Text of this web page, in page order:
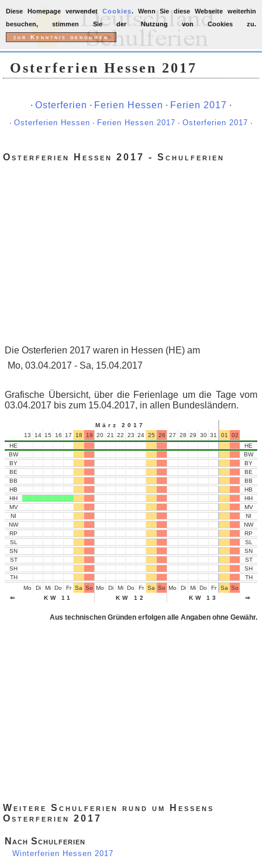
Osterferien Hessen 2017
∙ Osterferien ∙ Ferien Hessen ∙ Ferien 2017 ∙
∙ Osterferien Hessen ∙ Ferien Hessen 2017 ∙ Osterferien 2017 ∙
Osterferien Hessen 2017 - Schulferien
Die Osterferien 2017 waren in Hessen (HE) am
Mo, 03.04.2017 - Sa, 15.04.2017
Grafische Übersicht, über die Ferienlage um die Tage vom
03.04.2017 bis zum 15.04.2017, in allen Bundesländern.
März 2017
13
14 15 16 17 18 19 20 21 22 23 24 25 26 27 28 29 30 31 01 02
Mo Di Mi Do Fr Sa So Mo Di Mi Do Fr Sa So Mo Di Mi Do Fr Sa So
KW 11
KW 12 KW 13
HE
BW
BY
BE
BB
HB
HH
MV
NI
NW
RP
SL
SN
ST
SH
TH
⇐
HE
BW
BY
BE
BB
HB
HH
MV
NI
NW
RP
SL
SN
ST
SH
TH
⇒
Aus technischen Gründen erfolgen alle Angaben ohne Gewähr.
Weitere Schulferien rund um Hessens
Osterferien 2017
Nach Schulferien
Winterferien Hessen 2017
Diese Homepage verwendet Cookies. Wenn Sie diese Webseite weiterhin
besuchen, stimmen Sie der Nutzung von Cookies zu.